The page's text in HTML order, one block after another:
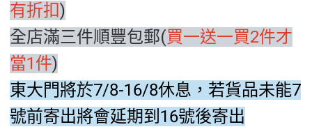
有折扣)
全店滿三件順豐包郵(買一送一買2件才
當1件)
東大門將於7/8-16/8休息，若貨品未能7
號前寄出將會延期到16號後寄出